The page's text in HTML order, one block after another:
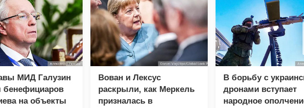
МИД Галузин
бенефициаров
на объекты
Вован и Лексус
раскрыли, как Меркель
призналась в
В борьбу с
дронами вступает
народное